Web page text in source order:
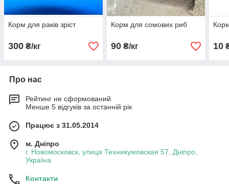
Корм для раків зріст
300 ₴/кг
Корм для сомових риб
90₴/кг 10
Про нас
Рейтинг не сформований
Менше 5 відгуків за останній рік
Працює з 31.05.2014
м. Дніпро
г. Новомосковск, улица Техникумовская 57, Дніпро,
Україна
Контакти